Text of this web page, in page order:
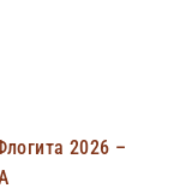
2026 –